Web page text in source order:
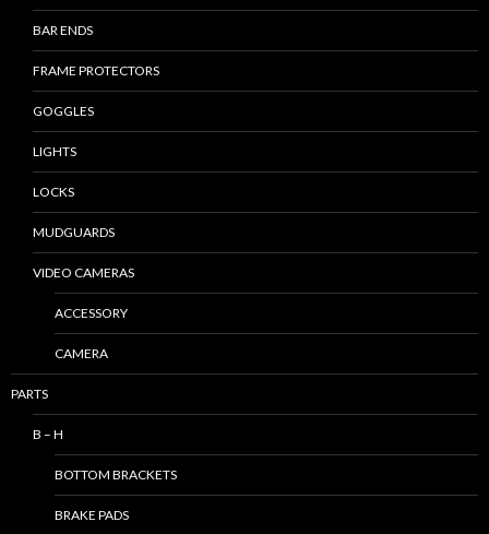
BAR ENDS
FRAME PROTECTORS
GOGGLES
LIGHTS
LOCKS
MUDGUARDS
VIDEO CAMERAS
ACCESSORY
CAMERA
PARTS
B – H
BOTTOM BRACKETS
BRAKE PADS